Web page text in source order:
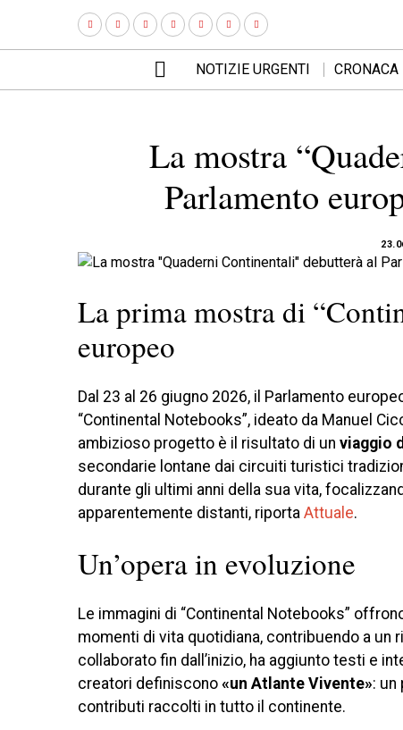
NOTIZIE URGENTI CRONACA
La mostra
Parlamento
La prima mostra di
europeo
Dal 23 al 26 giugno 2026, il Parlamento
“Continental Notebooks”, ideato da Manuel
ambizioso progetto è il risultato di un viaggio
secondarie lontane dai circuiti turistici
durante gli ultimi anni della sua vita,
apparentemente distanti, riporta Attuale.
Un’opera in evoluzione
Le immagini di “Continental Notebooks”
momenti di vita quotidiana, contribuendo a un
collaborato fin dall’inizio, ha aggiunto testi e
creatori definiscono «un Atlante Vivente»:
contributi raccolti in tutto il continente.